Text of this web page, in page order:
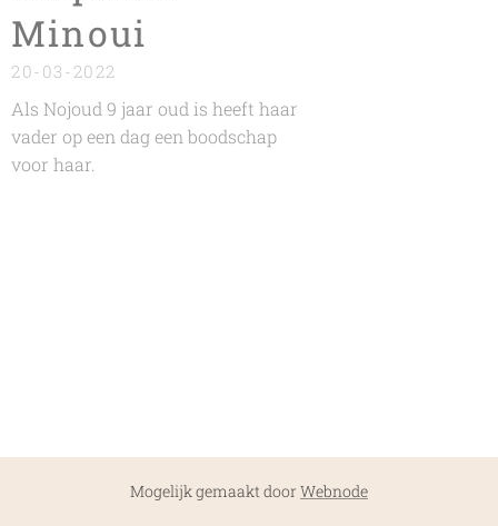
Minoui
20-03-2022
Als Nojoud 9 jaar oud is heeft haar
vader op een dag een boodschap
voor haar.
Mogelijk gemaakt doorWebnode